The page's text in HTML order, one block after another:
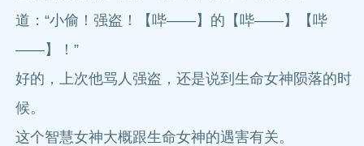
道：“小偷！强盗！【哔——】的【哔——】【哔
——】！”
好的，上次他骂人强盗，还是说到生命女神陨落的时
候。
这个智慧女神大概跟生命女神的遇害有关。